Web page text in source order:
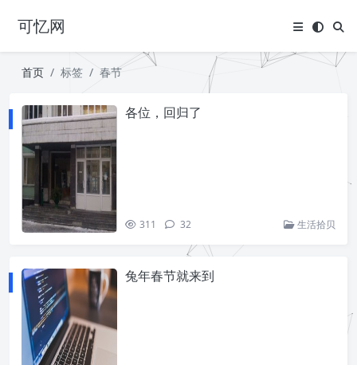
可忆网
首页 标签 春节
各位，回归了
311 32 生活拾贝
兔年春节就来到